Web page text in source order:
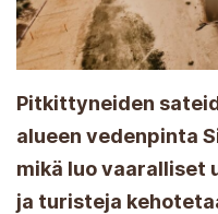
Pitkittyneiden
alueen vedenpinta
mikä luo vaaralliset
ja turisteja